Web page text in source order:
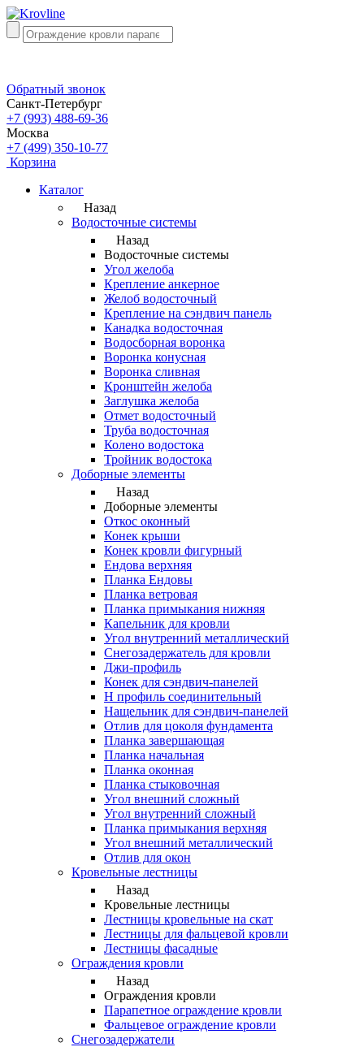
Обратный звонок
Санкт-Петербург
+7 (993) 488-69-36
Москва
+7 (499) 350-10-77
Корзина
Каталог
Назад
Водосточные системы
Назад
Водосточные системы
Угол желоба
Крепление анкерное
Желоб водосточный
Крепление на сэндвич панель
Канадка водосточная
Водосборная воронка
Воронка конусная
Воронка сливная
Кронштейн желоба
Заглушка желоба
Отмет водосточный
Труба водосточная
Колено водостока
Тройник водостока
Доборные элементы
Назад
Доборные элементы
Откос оконный
Конек крыши
Конек кровли фигурный
Ендова верхняя
Планка Ендовы
Планка ветровая
Планка примыкания нижняя
Капельник для кровли
Угол внутренний металлический
Снегозадержатель для кровли
Джи-профиль
Конек для сэндвич-панелей
Н профиль соединительный
Нащельник для сэндвич-панелей
Отлив для цоколя фундамента
Планка завершающая
Планка начальная
Планка оконная
Планка стыковочная
Угол внешний сложный
Угол внутренний сложный
Планка примыкания верхняя
Угол внешний металлический
Отлив для окон
Кровельные лестницы
Назад
Кровельные лестницы
Лестницы кровельные на скат
Лестницы для фальцевой кровли
Лестницы фасадные
Ограждения кровли
Назад
Ограждения кровли
Парапетное ограждение кровли
Фальцевое ограждение кровли
Снегозадержатели